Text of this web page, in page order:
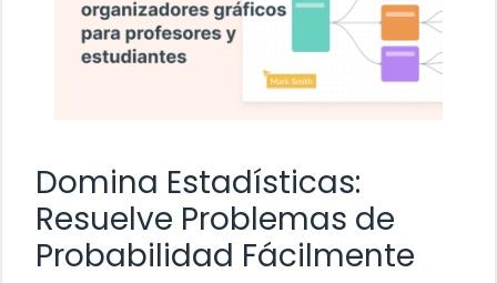
Domina Estadísticas:
Resuelve Problemas de
Probabilidad Fácilmente